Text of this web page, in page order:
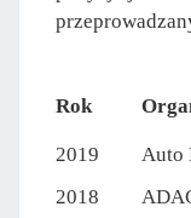
Rok
2019 Auto
2018